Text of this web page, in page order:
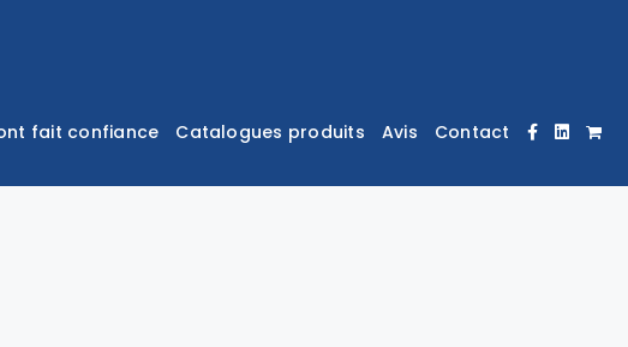
fait confiance Catalogues produits Avis Contact